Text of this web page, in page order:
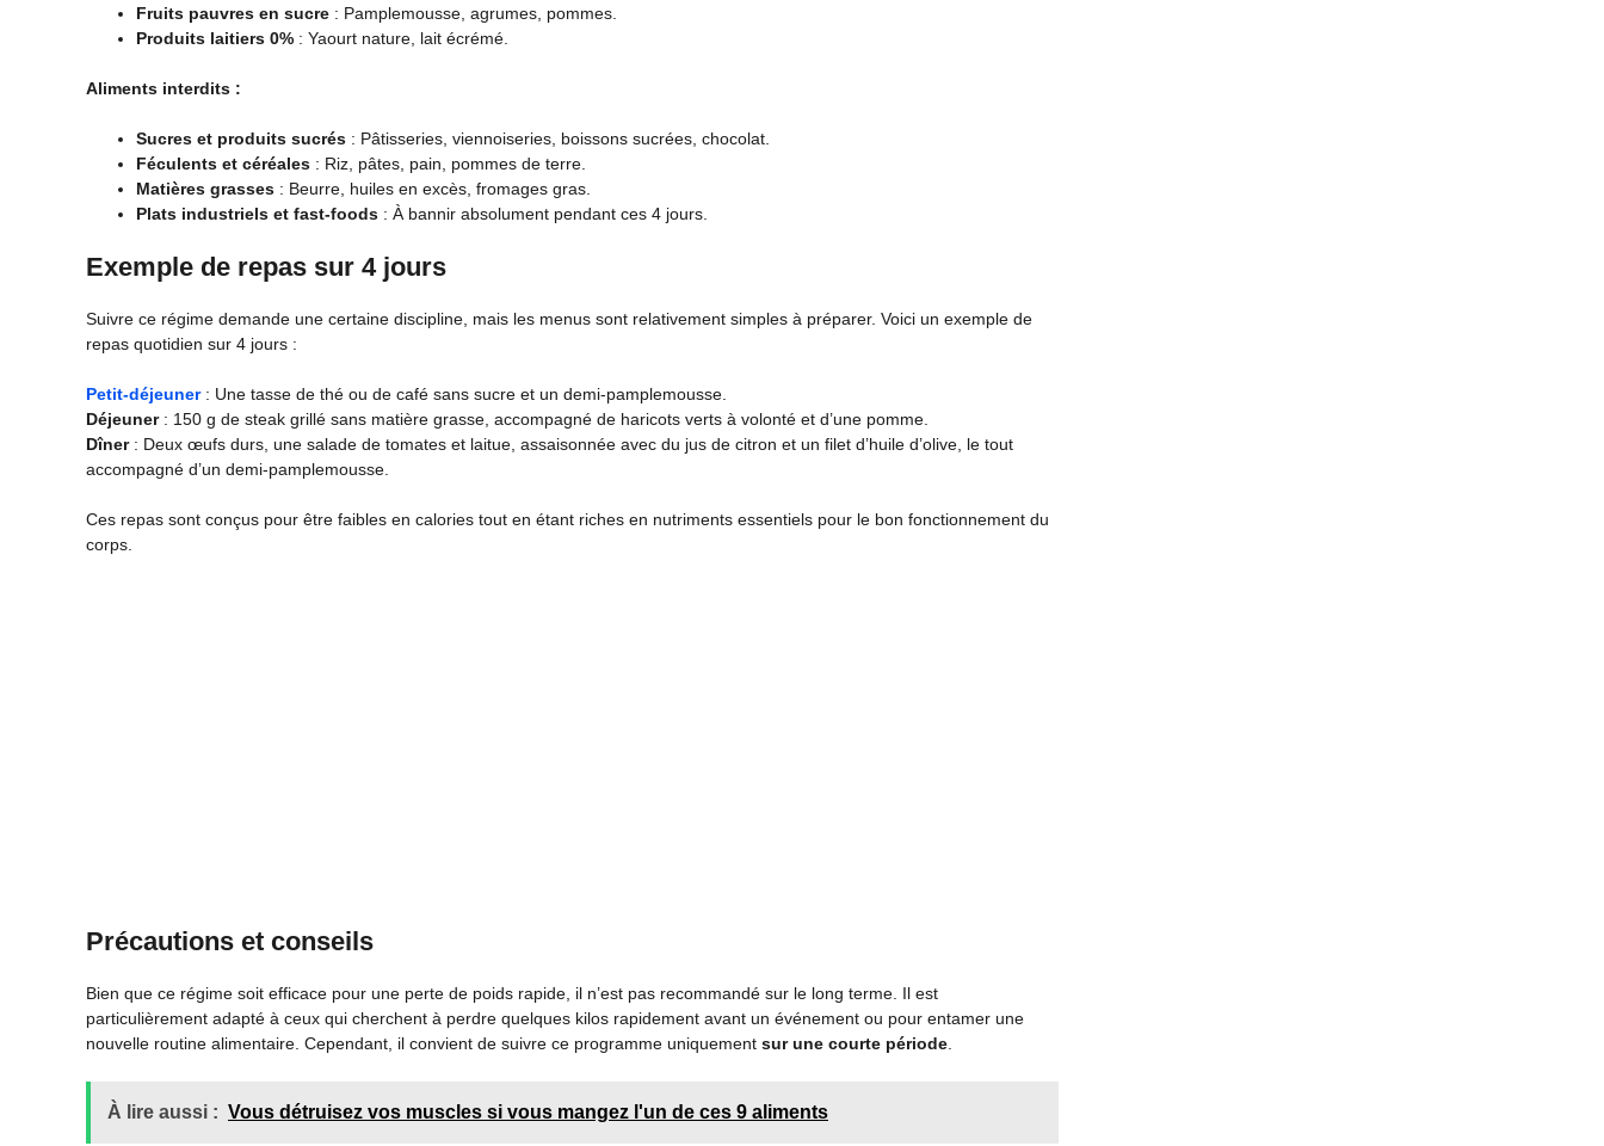
Fruits pauvres en sucre : Pamplemousse, agrumes, pommes.
Produits laitiers 0% : Yaourt nature, lait écrémé.
Aliments interdits :
Sucres et produits sucrés : Pâtisseries, viennoiseries, boissons sucrées, chocolat.
Féculents et céréales : Riz, pâtes, pain, pommes de terre.
Matières grasses : Beurre, huiles en excès, fromages gras.
Plats industriels et fast-foods : À bannir absolument pendant ces 4 jours.
Exemple de repas sur 4 jours
Suivre ce régime demande une certaine discipline, mais les menus sont relativement simples à préparer. Voici un exemple de
repas quotidien sur 4 jours :
Petit-déjeuner: Une tasse de thé ou de café sans sucre et un demi-pamplemousse.
Déjeuner: 150 g de steak grillé sans matière grasse, accompagné de haricots verts à volonté et d’une pomme.
Dîner: Deux œufs durs, une salade de tomates et laitue, assaisonnée avec du jus de citron et un filet d’huile d’olive, le tout
accompagné d’un demi-pamplemousse.
Ces repas sont conçus pour être faibles en calories tout en étant riches en nutriments essentiels pour le bon fonctionnement du
corps.
Précautions et conseils
Bien que ce régime soit efficace pour une perte de poids rapide, il n’est pas recommandé sur le long terme. Il est
particulièrement adapté à ceux qui cherchent à perdre quelques kilos rapidement avant un événement ou pour entamer une
nouvelle routine alimentaire. Cependant, il convient de suivre ce programme uniquement sur une courte période.
À lire aussi : Vous détruisez vos muscles si vous mangez l'un de ces 9 aliments